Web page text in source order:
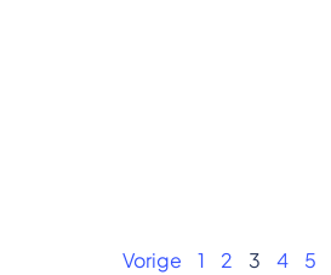
Vorige 1 2 3 4 5